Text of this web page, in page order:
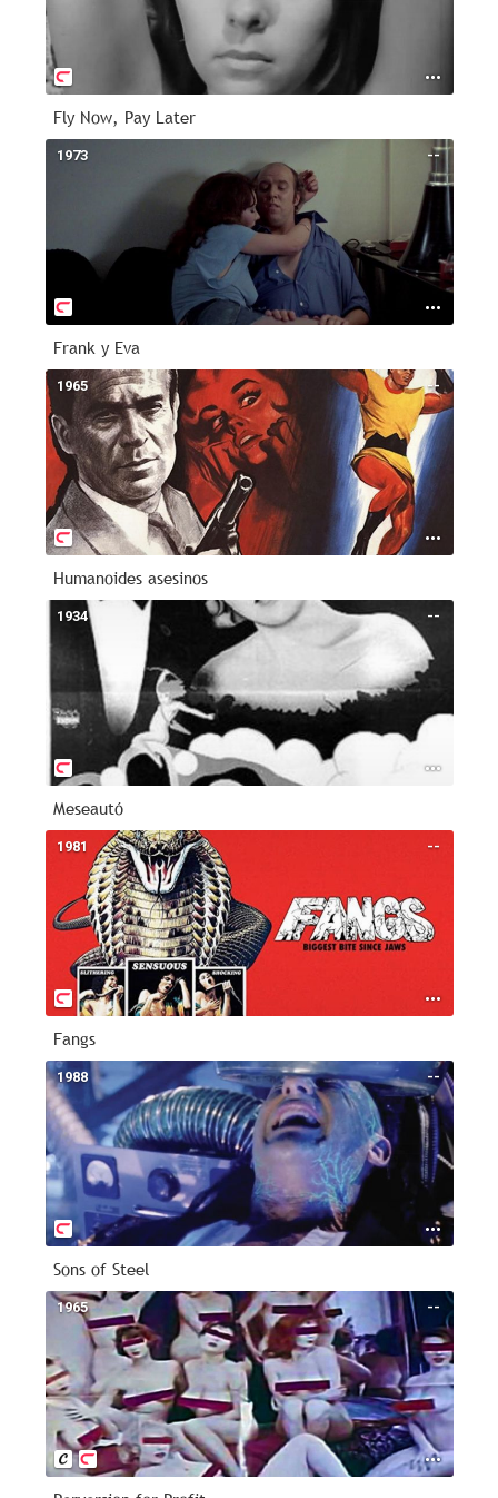
Fly Now, Pay Later
--
1973
Frank y Eva
--
1965
Humanoides asesinos
--
1934
Meseautó
--
1981
Fangs
--
1988
Sons of Steel
--
1965